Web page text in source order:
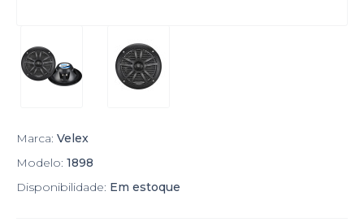
Marca: Velex
Modelo: 1898
Disponibilidade: Em estoque